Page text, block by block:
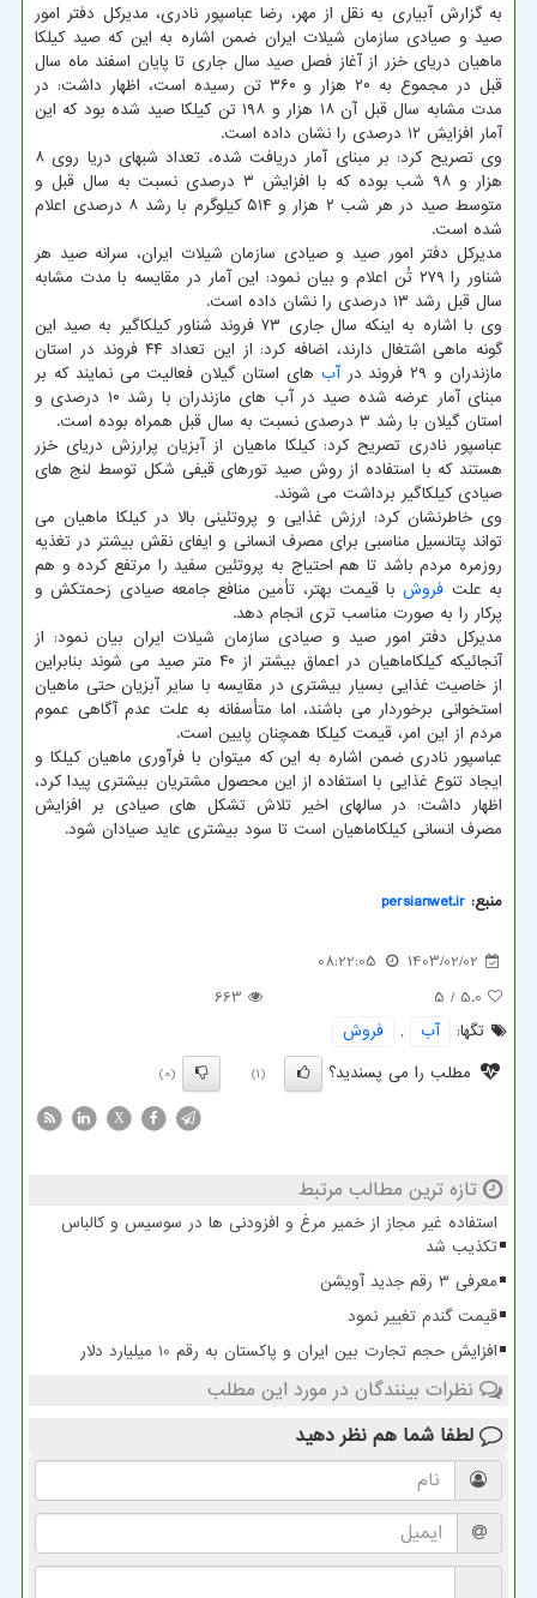
به گزارش آبیاری به نقل از مهر، رضا عباسپور نادری، مدیرکل دفتر امور
صید و صیادی سازمان شیلات ایران ضمن اشاره به این که صید کیلکا
ماهیان دریای خزر از آغاز فصل صید سال جاری تا پایان اسفند ماه سال
قبل در مجموع به ۲۰ هزار و ۳۶۰ تن رسیده است، اظهار داشت: در
مدت مشابه سال قبل آن ۱۸ هزار و ۱۹۸ تن کیلکا صید شده بود که این
آمار افزایش ۱۲ درصدی را نشان داده است.
وی تصریح کرد: بر مبنای آمار دریافت شده، تعداد شبهای دریا روی ۸
هزار و ۹۸ شب بوده که با افزایش ۳ درصدی نسبت به سال قبل و
متوسط صید در هر شب ۲ هزار و ۵۱۴ کیلوگرم با رشد ۸ درصدی اعلام
شده است.
مدیرکل دفتر امور صید و صیادی سازمان شیلات ایران، سرانه صید هر
شناور را ۲۷۹ تُن اعلام و بیان نمود: این آمار در مقایسه با مدت مشابه
سال قبل رشد ۱۳ درصدی را نشان داده است.
وی با اشاره به اینکه سال جاری ۷۳ فروند شناور کیلکاگیر به صید این
گونه ماهی اشتغال دارند، اضافه کرد: از این تعداد ۴۴ فروند در استان
مازندران و ۲۹ فروند در
آب های استان گیلان فعالیت می نمایند که بر
مبنای آمار عرضه شده صید در آب های مازندران با رشد ۱۰ درصدی و
استان گیلان با رشد ۳ درصدی نسبت به سال قبل همراه بوده است.
عباسپور نادری تصریح کرد: کیلکا ماهیان از آبزیان پرارزش دریای خزر
هستند که با استفاده از روش صید تورهای قیفی شکل توسط لنج های
صیادی کیلکاگیر برداشت می شوند.
وی خاطرنشان کرد: ارزش غذایی و پروتئینی بالا در کیلکا ماهیان می
تواند پتانسیل مناسبی برای مصرف انسانی و ایفای نقش بیشتر در تغذیه
روزمره مردم باشد تا هم احتیاج به پروتئین سفید را مرتفع کرده و هم
به علت فروشبا قیمت بهتر، تأمین منافع جامعه صیادی زحمتکش و
پرکار را به صورت مناسب تری انجام دهد.
مدیرکل دفتر امور صید و صیادی سازمان شیلات ایران بیان نمود: از
آنجائیکه کیلکاماهیان در اعماق بیشتر از ۴۰ متر صید می شوند بنابراین
از خاصیت غذایی بسیار بیشتری در مقایسه با سایر آبزیان حتی ماهیان
استخوانی برخوردار می باشند، اما متأسفانه به علت عدم آگاهی عموم
مردم از این امر، قیمت کیلکا همچنان پایین است.
عباسپور نادری ضمن اشاره به این که میتوان با فرآوری ماهیان کیلکا و
ایجاد تنوع غذایی با استفاده از این محصول مشتریان بیشتری پیدا کرد،
اظهار داشت: در سالهای اخیر تلاش تشکل های صیادی بر افزایش
مصرف انسانی کیلکاماهیان است تا سود بیشتری عاید صیادان شود.
منبع: persianwet.ir
1403/02/02
08:22:05
5.0
/ 5
663
تگها:
آب ,
فروش
مطلب را می پسندید؟
(1)
(0)
X
تازه ترین مطالب مرتبط
استفاده غیر مجاز از خمیر مرغ و افزودنی ها در سوسیس و کالباس
تکذیب شد
معرفی ۳ رقم جدید آویشن
قیمت گندم تغییر نمود
افزایش حجم تجارت بین ایران و پاکستان به رقم 10 میلیارد دلار
نظرات بینندگان در مورد این مطلب
لطفا شما هم نظر دهید